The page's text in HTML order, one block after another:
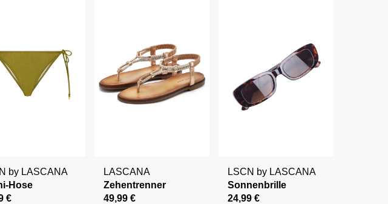
by LASCANA
Hose
€
LASCANA
Zehentrenner
49,99 €
LSCN by LASCANA
Sonnenbrille
24,99 €